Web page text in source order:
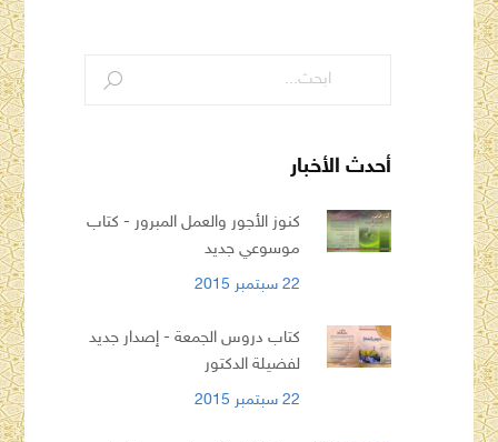
أحدث الأخبار
كنوز الأجور والعمل المبرور - كتاب
موسوعي جديد
22 سبتمبر 2015
كتاب دروس الجمعة - إصدار جديد
لفضيلة الدكتور
22 سبتمبر 2015